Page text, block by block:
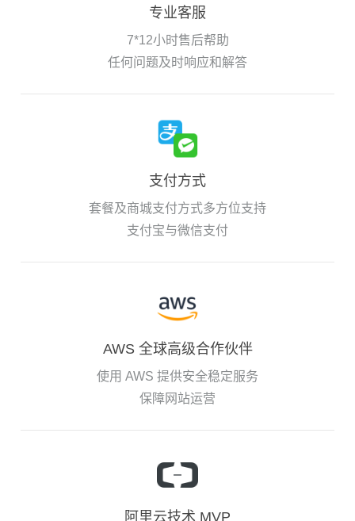
专业客服
7*12小时售后帮助
任何问题及时响应和解答
支付方式
套餐及商城支付方式多方位支持
支付宝与微信支付
AWS 全球高级合作伙伴
使用 AWS 提供安全稳定服务
保障网站运营
阿里云技术 MVP